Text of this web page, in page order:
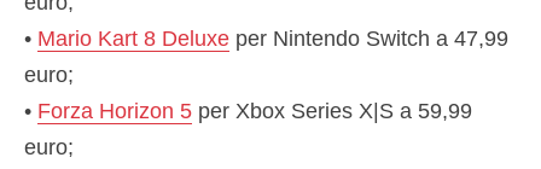
• Mario Kart 8 Deluxe per Nintendo Switch a 47,99
euro;
• Forza Horizon 5 per Xbox Series X|S a 59,99
euro;